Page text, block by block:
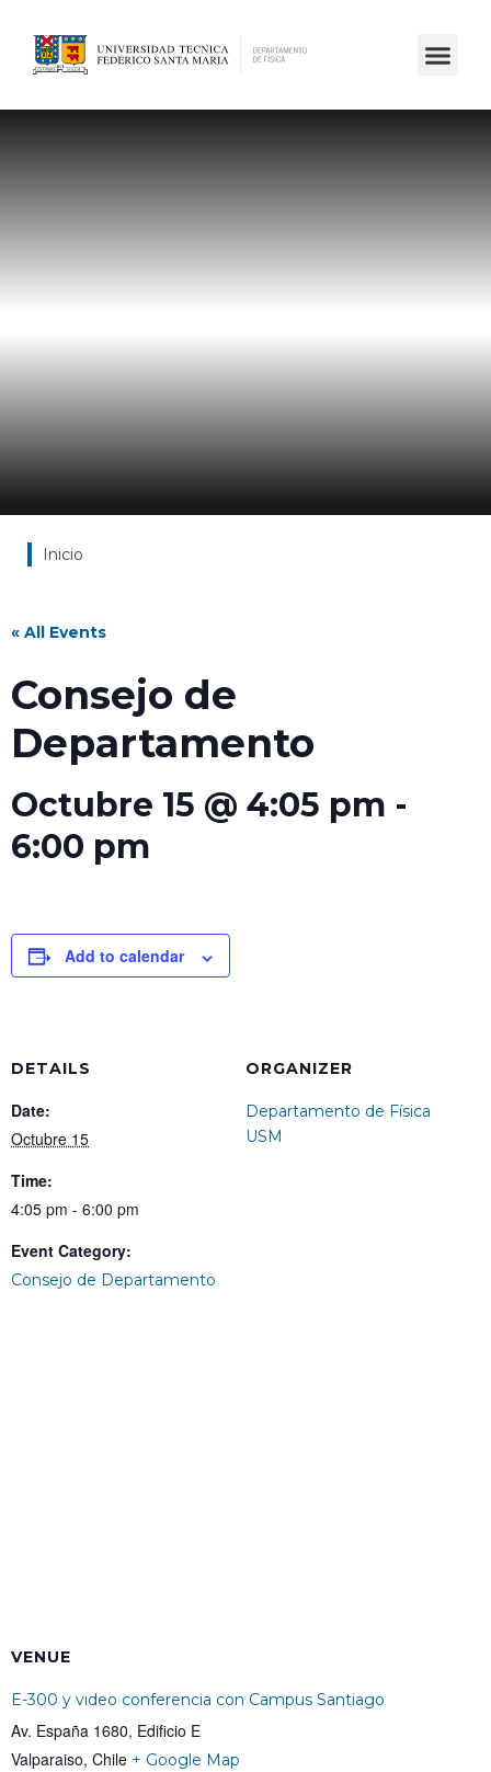
Inicio
« All Events
Consejo de
Departamento
Octubre 15 @ 4:05 pm -
6:00 pm
Add to calendar
DETAILS
Date:
Octubre 15
Time:
4:05 pm - 6:00 pm
Event Category:
Consejo de Departamento
ORGANIZER
Departamento de Física
USM
VENUE
E-300 y video conferencia con Campus Santiago
Av. España 1680, Edificio E
Valparaiso, Chile + Google Map